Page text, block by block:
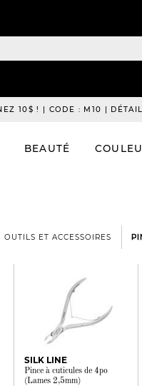
10$ ! | CODE : M10 |
BEAUTÉ
OUTILS ET ACCESSOIRES
SILK LINE
Pince à cuticules de 4po
(Lames 2,5mm)